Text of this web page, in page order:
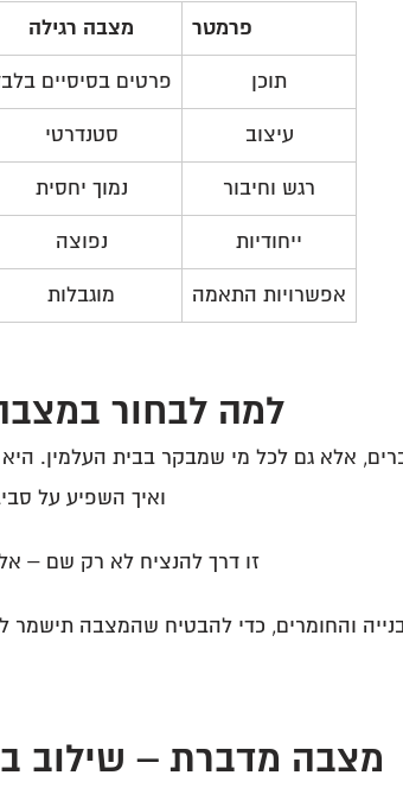
פרמטר מצבה רגילה
תוכן פרטים בסיסיים
עיצוב סטנדרטי
רגש וחיבור נמוך יחסית
ייחודיות נפוצה
אפשרויות התאמה מוגבלות
למה לבחור
אלא גם לכל מי שמבקר בבית העלמין.
ואיך השפיע על
זו דרך להנציח לא רק שם –
והחומרים, כדי להבטיח שהמצבה
מצבה מדברת – שילוב